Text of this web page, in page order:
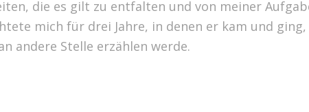
die es gilt zu entfalten und von meiner
mich für drei Jahre, in denen er kam und
andere Stelle erzählen werde.